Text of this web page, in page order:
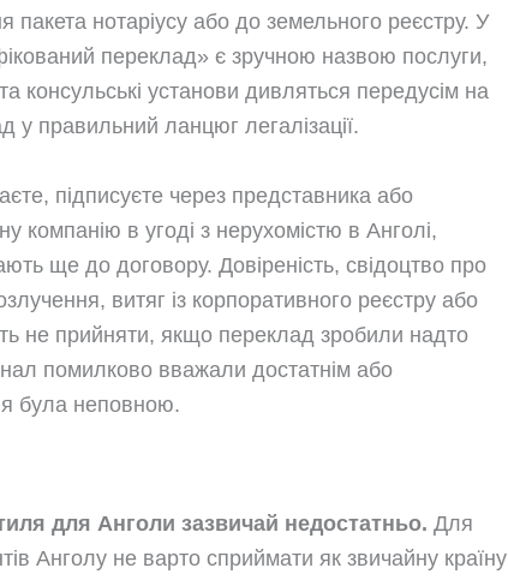
пакета нотаріусу або до земельного реєстру. У
переклад» є зручною назвою послуги,
консульські установи дивляться передусім на
у правильний ланцюг легалізації.
підписуєте через представника або
компанію в угоді з нерухомістю в Анголі,
ще до договору. Довіреність, свідоцтво про
витяг із корпоративного реєстру або
не прийняти, якщо переклад зробили надто
помилково вважали достатнім або
була неповною.
для Анголи зазвичай недостатньо. Для
Анголу не варто сприймати як звичайну країну